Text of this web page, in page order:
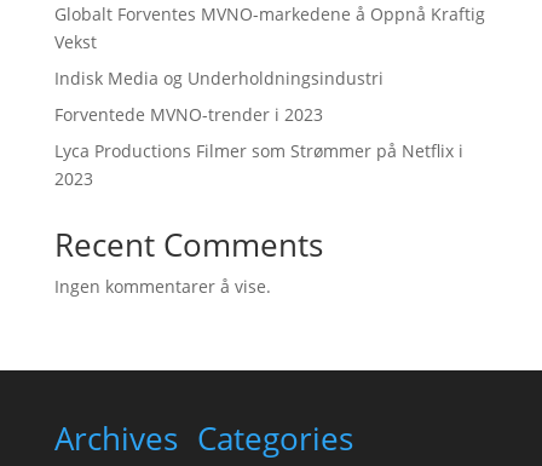
Globalt Forventes MVNO-markedene å Oppnå Kraftig
Vekst
Indisk Media og Underholdningsindustri
Forventede MVNO-trender i 2023
Lyca Productions Filmer som Strømmer på Netflix i
2023
Recent Comments
Ingen kommentarer å vise.
Archives Categories